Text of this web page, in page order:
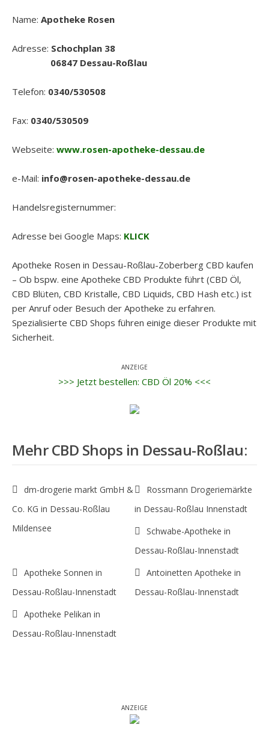
Name: Apotheke Rosen
Adresse: Schochplan 38
06847 Dessau-Roßlau
Telefon: 0340/530508
Fax: 0340/530509
Webseite: www.rosen-apotheke-dessau.de
e-Mail: info@rosen-apotheke-dessau.de
Handelsregisternummer:
Adresse bei Google Maps: KLICK
Apotheke Rosen in Dessau-Roßlau-Zoberberg CBD kaufen
– Ob bspw. eine Apotheke CBD Produkte führt (CBD Öl,
CBD Blüten, CBD Kristalle, CBD Liquids, CBD Hash etc.) ist
per Anruf oder Besuch der Apotheke zu erfahren.
Spezialisierte CBD Shops führen einige dieser Produkte mit
Sicherheit.
ANZEIGE
>>> Jetzt bestellen: CBD Öl 20% <<<
Mehr CBD Shops in Dessau-Roßlau:
dm-drogerie markt GmbH &
Co. KG in Dessau-Roßlau
Mildensee
Rossmann Drogeriemärkte
in Dessau-Roßlau Innenstadt
Schwabe-Apotheke in
Dessau-Roßlau-Innenstadt
Apotheke Sonnen in
Dessau-Roßlau-Innenstadt
Antoinetten Apotheke in
Dessau-Roßlau-Innenstadt
Apotheke Pelikan in
Dessau-Roßlau-Innenstadt
ANZEIGE